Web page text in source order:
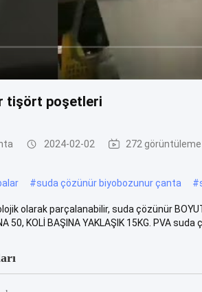
tişört poşetleri
2024-02-02 272 görüntüleme
#suda çözünür biyobozunur çanta #
olarak parçalanabilir, suda çözünür
50, KOLİ BAŞINA YAKLAŞIK 15KG. PVA suda